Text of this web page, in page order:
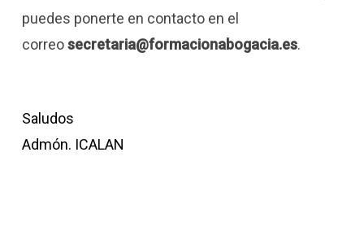
puedes ponerte en contacto en el
correosecretaria@formacionabogacia.es.
Saludos
Admón. ICALAN